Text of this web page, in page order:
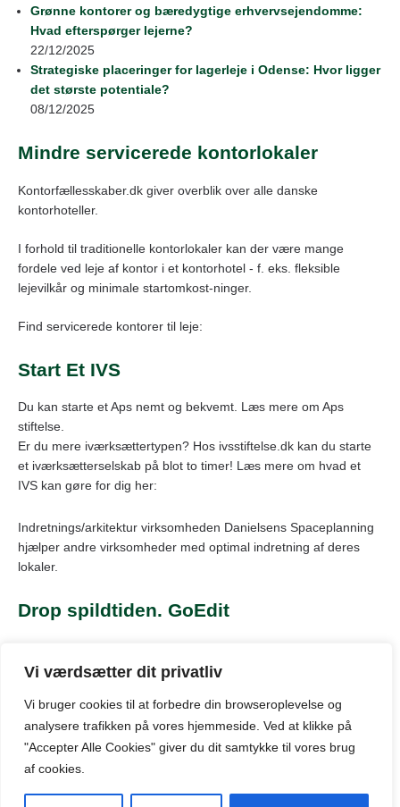
Vi værdsætter dit privatliv
Vi bruger cookies til at forbedre din browseroplevelse og
analysere trafikken på vores hjemmeside Ved at klikke på
"Accepter Alle Cookies" giver du dit samtykke til vores brug
af cookies.
Grønne kontorer og bæredygtige erhvervsejendomme:
Hvad efterspørger lejerne?
22/12/2025
Strategiske placeringer for lagerleje i Odense: Hvor ligger
det største potentiale?
08/12/2025
Mindre servicerede kontorlokaler
Kontorfællesskaber.dk giver overblik over alle danske
kontorhoteller.
I forhold til traditionelle kontorlokaler kan der være mange
fordele ved leje af kontor i et kontorhotel - f. eks. fleksible
lejevilkår og minimale startomkost-ninger.
Find servicerede kontorer til leje:
Start Et IVS
Du kan starte et Aps nemt og bekvemt. Læs mere om Aps
stiftelse.
Er du mere iværksættertypen? Hos ivsstiftelse.dk kan du starte
et iværksætterselskab på blot to timer! Læs mere om hvad et
IVS kan gøre for dig her:
Indretnings/arkitektur virksomheden Danielsens Spaceplanning
hjælper andre virksomheder med optimal indretning af deres
lokaler.
Drop spildtiden. GoEdit
gennemgang og redigering af dokumenter, billeder, opslag og
© Kontor-odense.dk: Oversigt over markedet for kontorlokaler til